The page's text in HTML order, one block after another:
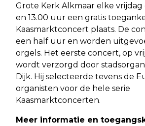
Grote Kerk Alkmaar elke vrijdag
en 13.00 uur een gratis
Kaasmarktconcert plaats. De
een half uur en worden
orgels. Het eerste concert, op
wordt verzorgd door
Dijk. Hij selecteerde tevens de
organisten voor de hele serie
Kaasmarktconcerten.
Meer informatie en